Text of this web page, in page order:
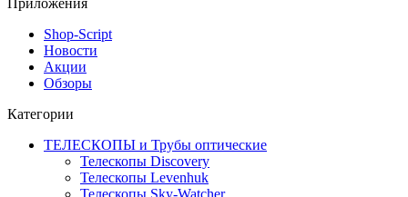
Приложения
Shop-Script
Новости
Акции
Обзоры
Категории
ТЕЛЕСКОПЫ и Трубы оптические
Телескопы Discovery
Телескопы Levenhuk
Телескопы Sky-Watcher